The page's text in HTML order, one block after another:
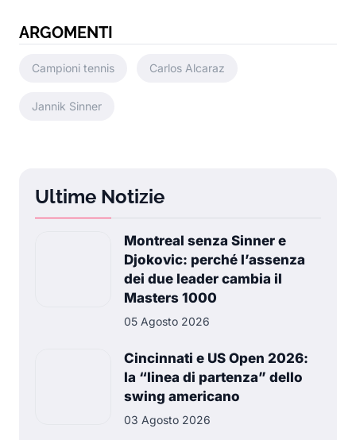
ARGOMENTI
Campioni tennis Carlos Alcaraz
Jannik Sinner
Ultime Notizie
Montreal senza Sinner e
Djokovic: perché l’assenza
dei due leader cambia il
Masters 1000
05 Agosto 2026
Cincinnati e US Open 2026:
la “linea di partenza” dello
swing americano
03 Agosto 2026